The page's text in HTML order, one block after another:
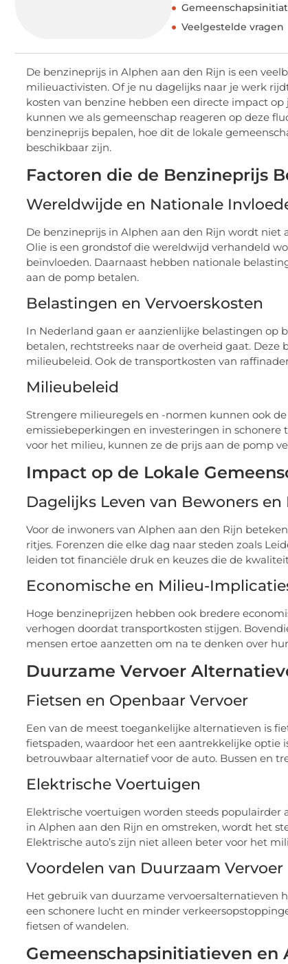
Veelgestelde vragen
De benzineprijs in Alphen aan den Rijn is een
milieuactivisten. Of je nu dagelijks naar je werk
kosten van benzine hebben een directe impact
kunnen we als gemeenschap reageren op deze
benzineprijs bepalen, hoe dit de lokale
beschikbaar zijn.
Factoren die de Benzineprijs
Wereldwijde en Nationale
De benzineprijs in Alphen aan den Rijn wordt niet
Olie is een grondstof die wereldwijd verhandeld
beïnvloeden. Daarnaast hebben nationale
aan de pomp betalen.
Belastingen en Vervoerskosten
In Nederland gaan er aanzienlijke belastingen op
betalen, rechtstreeks naar de overheid gaat.
milieubeleid. Ook de transportkosten van
Milieubeleid
Strengere milieuregels en -normen kunnen ook
emissiebeperkingen en investeringen in
voor het milieu, kunnen ze de prijs aan de pomp
Impact op de Lokale
Dagelijks Leven van Bewoners en
Voor de inwoners van Alphen aan den Rijn
ritjes. Forenzen die elke dag naar steden zoals
leiden tot financiële druk en keuzes die de
Economische en Milieu-
Hoge benzineprijzen hebben ook bredere
verhogen doordat transportkosten stijgen.
mensen ertoe aanzetten om na te denken over
Duurzame Vervoer
Fietsen en Openbaar Vervoer
Een van de meest toegankelijke alternatieven is
fietspaden, waardoor het een aantrekkelijke optie
betrouwbaar alternatief voor de auto. Bussen en
Elektrische Voertuigen
Elektrische voertuigen worden steeds populairder
in Alphen aan den Rijn en omstreken, wordt het
Elektrische auto’s zijn niet alleen beter voor het
Voordelen van Duurzaam Vervoer
Het gebruik van duurzame vervoersalternatieven
een schonere lucht en minder
fietsen of wandelen.
Gemeenschapsinitiatieven en